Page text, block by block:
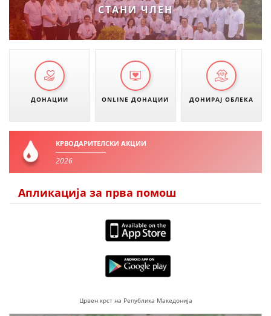
ЗНАЧЕЊЕ НА СЛУЖБАТА ЗА БАРАЊЕ
ЗДРАВСТВЕНО ПРЕВЕНТИВНА ДЕЈНОСТ
ПРВА ПОМОШ
ДЕЈСТВУВАЊЕ
ПРИРАЧНИЦИ
СТАНИ ЧЛЕН
ДОНАЦИИ ONLINE ДОНАЦИИ ДОНИРАЈ ОБЛЕКА
КРВОДАРИТЕЛСКИ АКЦИИ
2026
Апликација за прва помош
Црвен крст на Република Македонија